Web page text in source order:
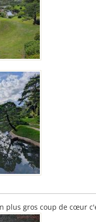
plus gros coup de cœur